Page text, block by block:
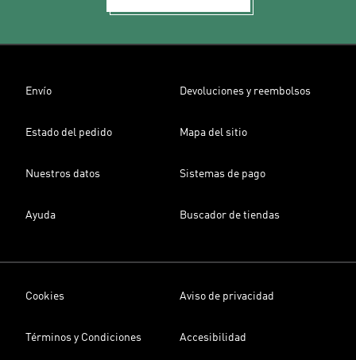
Envío Devoluciones y reembolsos
Estado del pedido Mapa del sitio
Nuestros datos Sistemas de pago
Ayuda Buscador de tiendas
Cookies Aviso de privacidad
Términos y Condiciones Accesibilidad